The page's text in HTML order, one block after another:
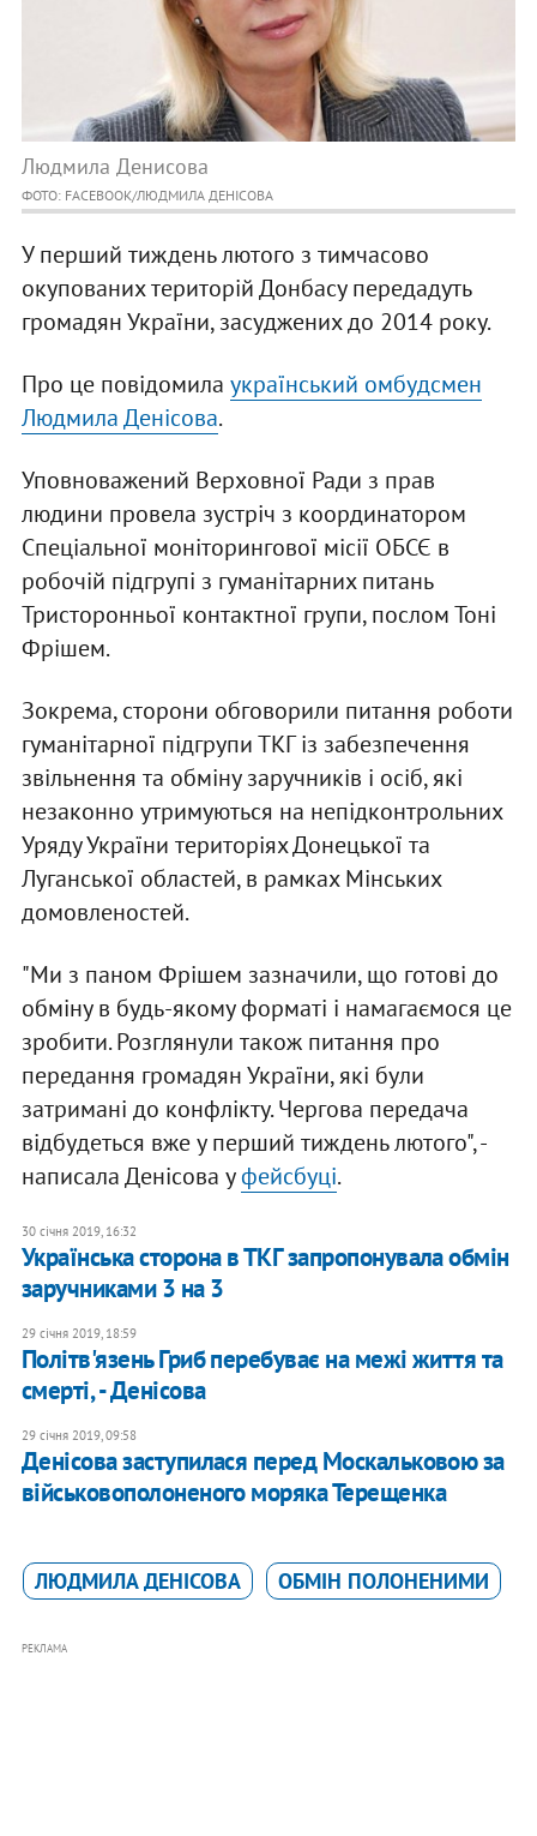
Людмила Денисова
ФОТО: FACEBOOK/ЛЮДМИЛА ДЕНІСОВА
У перший тиждень лютого з тимчасово
окупованих територій Донбасу передадуть
громадян України, засуджених до 2014 року.
Про це повідомила український омбудсмен
Людмила Денісова.
Уповноважений Верховної Ради з прав
людини провела зустріч з координатором
Спеціальної моніторингової місії ОБСЄ в
робочій підгрупі з гуманітарних питань
Тристоронньої контактної групи, послом Тоні
Фрішем.
Зокрема, сторони обговорили питання роботи
гуманітарної підгрупи ТКГ із забезпечення
звільнення та обміну заручників і осіб, які
незаконно утримуються на непідконтрольних
Уряду України територіях Донецької та
Луганської областей, в рамках Мінських
домовленостей.
"Ми з паном Фрішем зазначили, що готові до
обміну в будь-якому форматі і намагаємося це
зробити. Розглянули також питання про
передання громадян України, які були
затримані до конфлікту. Чергова передача
відбудеться вже у перший тиждень лютого", -
написала Денісова уфейсбуці.
30 січня 2019, 16:32
Українська сторона в ТКГ запропонувала обмін
заручниками 3 на 3
29 січня 2019, 18:59
Політв'язень Гриб перебуває на межі життя та
смерті, - Денісова
29 січня 2019, 09:58
Денісова заступилася перед Москальковою за
військовополоненого моряка Терещенка
ЛЮДМИЛА ДЕНІСОВА ОБМІН ПОЛОНЕНИМИ
РЕКЛАМА